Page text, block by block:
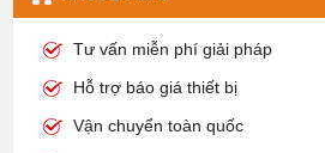
Tư vấn miễn phí giải pháp
Hỗ trợ báo giá thiết bị
Vận chuyển toàn quốc